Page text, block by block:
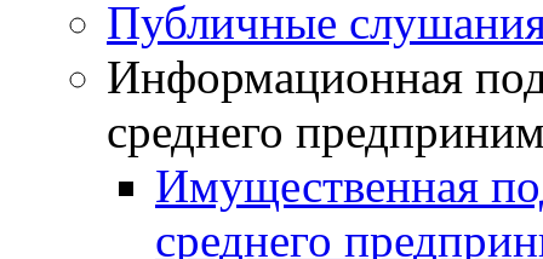
Публичные
Информационная
среднего
Имущественная
среднего